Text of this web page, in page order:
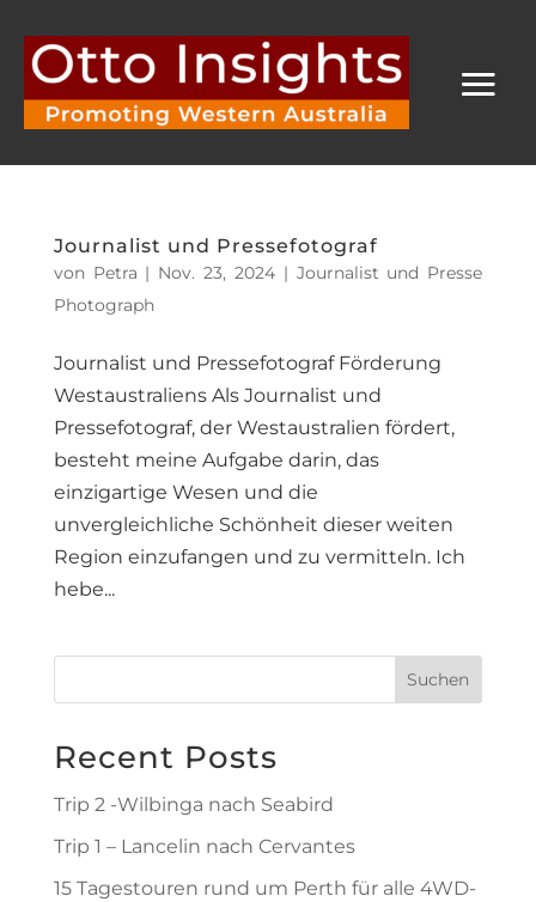
Journalist und Pressefotograf
von Petra | Nov. 23, 2024| Journalist und Presse
Photograph
Journalist und Pressefotograf Förderung
Westaustraliens Als Journalist und
Pressefotograf, der Westaustralien fördert,
besteht meine Aufgabe darin, das
einzigartige Wesen und die
unvergleichliche Schönheit dieser weiten
Region einzufangen und zu vermitteln. Ich
hebe...
Suchen
Recent Posts
Trip 2 -Wilbinga nach Seabird
Trip 1 – Lancelin nach Cervantes
15 Tagestouren rund um Perth für alle 4WD-